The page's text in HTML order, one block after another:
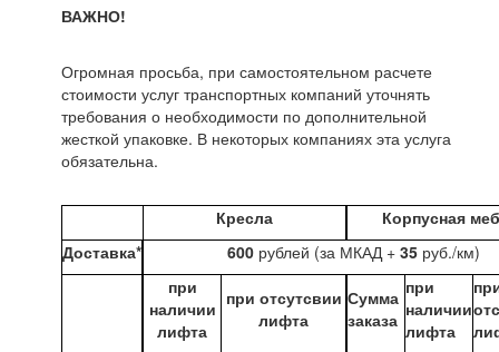
ВАЖНО!
Огромная просьба, при самостоятельном расчете
стоимости услуг транспортных компаний уточнять
требования о необходимости по дополнительной
жесткой упаковке. В некоторых компаниях эта услуга
обязательна.
Кресла
Корпусная
Доставка*
600 рублей (за МКАД + 35 руб./км)
при
наличии
лифта
при отсутсвии
лифта
Сумма
заказа
при
наличии
лифта